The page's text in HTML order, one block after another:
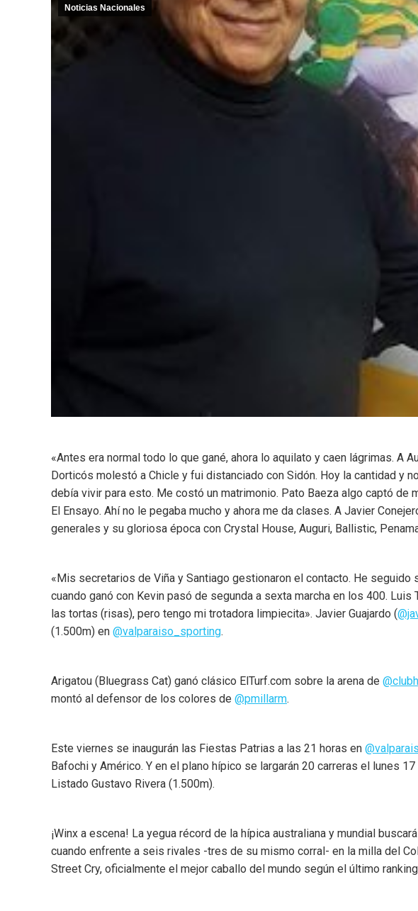
Noticias Nacionales
«Antes era normal todo lo que gané, ahora lo aquilato y caen lágrimas. A
Dorticós molestó a Chicle y fui distanciado con Sidón. Hoy la cantidad y
debía vivir para esto. Me costó un matrimonio. Pato Baeza algo captó
El Ensayo. Ahí no le pegaba mucho y ahora me da clases. A Javier
generales y su gloriosa época con Crystal House, Auguri, Ballistic,
«Mis secretarios de Viña y Santiago gestionaron el contacto. He
cuando ganó con Kevin pasó de segunda a sexta marcha en los 400.
las tortas (risas), pero tengo mi trotadora limpiecita». Javier Guajardo (
(1.500m) en @valparaiso_sporting.
Arigatou (Bluegrass Cat) ganó clásico ElTurf.com sobre la arena de
montó al defensor de los colores de @pmillarm.
Este viernes se inaugurán las Fiestas Patrias a las 21 horas en
Bafochi y Américo. Y en el plano hípico se largarán 20 carreras el lunes
Listado Gustavo Rivera (1.500m).
¡Winx a escena! La yegua récord de la hípica australiana y mundial
cuando enfrente a seis rivales -tres de su mismo corral- en la milla del
Street Cry, oficialmente el mejor caballo del mundo según el último